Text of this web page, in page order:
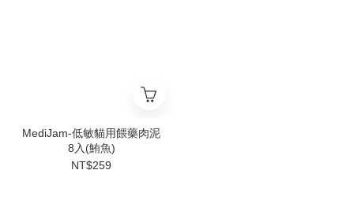
MediJam-低敏貓用餵藥肉泥
8入(鮪魚)
NT$259